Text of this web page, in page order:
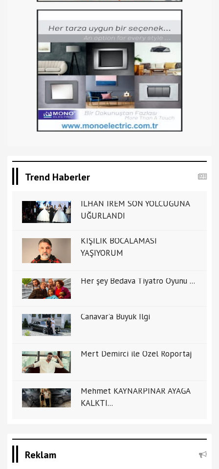
Trend Haberler
İLHAN İREM SON YOLCUĞUNA
UĞURLANDI
KİŞİLİK BOCALAMASI
YAŞIYORUM
Her şey Bedava Tiyatro Oyunu ...
Canavar'a Büyük İlgi
Mert Demirci ile Özel Ropörtaj
Mehmet KAYNARPINAR AYAĞA
KALKTI...
Reklam